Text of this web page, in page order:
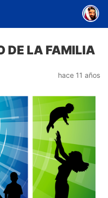
DE LA FAMILIA
hace 11 años